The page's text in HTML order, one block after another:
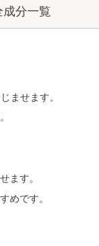
ませます。
ます。
めです。
成分一覧